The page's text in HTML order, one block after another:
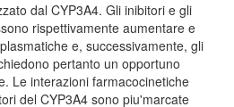
dal CYP3A4. Gli inibitori e gli
rispettivamente aumentare e
e, successivamente, gli
pertanto un opportuno
Le interazioni farmacocinetiche
del CYP3A4 sono piu'marcate